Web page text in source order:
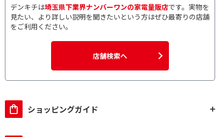
デンキチは埼玉県下業界ナンバーワンの家電量販店です。実物を
見たい、より詳しい説明を聞きたいという方はぜひ最寄りの店舗
をご利用ください。
店舗検索へ
ショッピングガイド